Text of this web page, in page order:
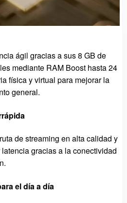
ágil gracias a sus 8 GB de
mediante RAM Boost hasta 24
física y virtual para mejorar la
general.
de streaming en alta calidad y
gracias a la conectividad
el día a día